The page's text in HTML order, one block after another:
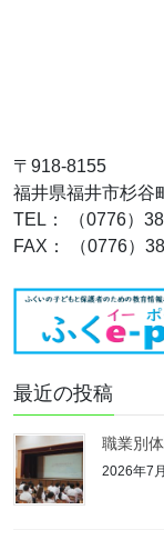
〒918-8155
福井県福井市杉谷
TEL： （0776）
FAX： （0776）
最近の投稿
職業別
2026年7